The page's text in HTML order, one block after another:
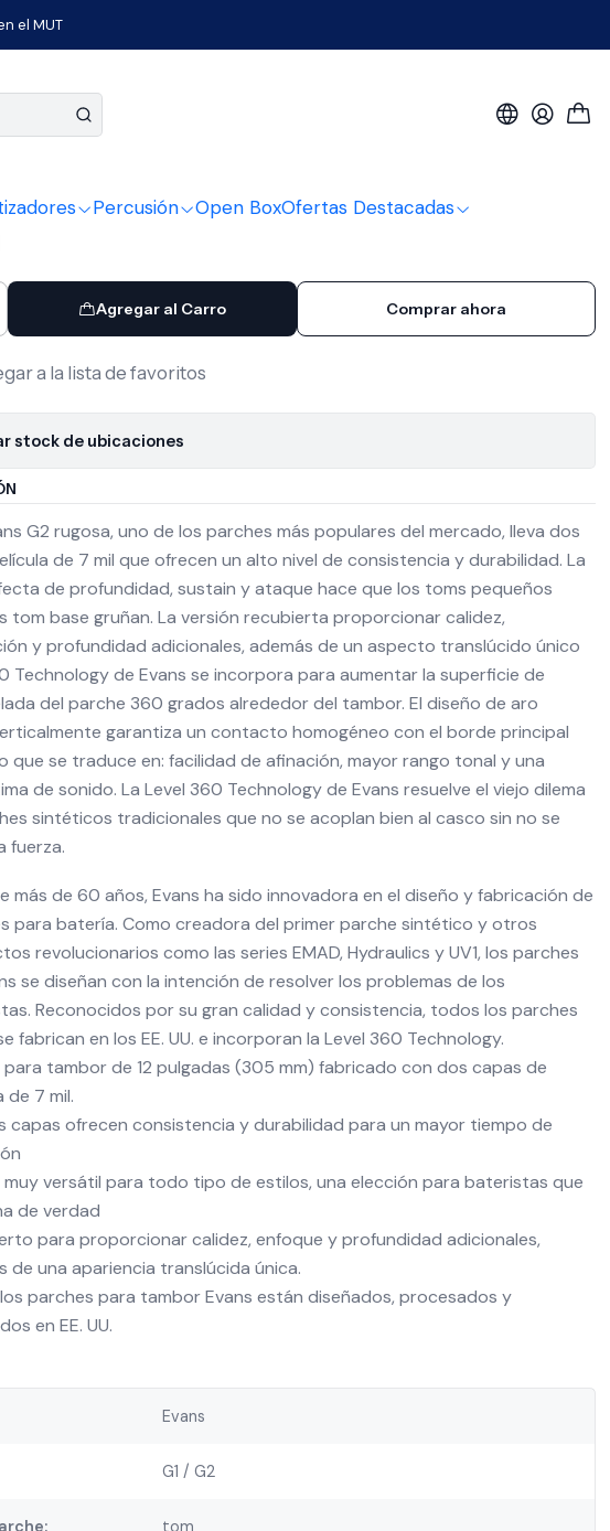
Percusión Open BoxOfertas Destacadas
el MUT
G2 CTD Evans
12¨ GEN G2 CTD Evans
Agregar al Carro Comprar ahora
a la lista de favoritos
stock de ubicaciones
G2 rugosa, uno de los parches más populares del mercado, lleva dos
de 7 mil que ofrecen un alto nivel de consistencia y durabilidad. La
de profundidad, sustain y ataque hace que los toms pequeños
tom base gruñan. La versión recubierta proporcionar calidez,
y profundidad adicionales, además de un aspecto translúcido único
Technology de Evans se incorpora para aumentar la superficie de
del parche 360 grados alrededor del tambor. El diseño de aro
garantiza un contacto homogéneo con el borde principal
que se traduce en: facilidad de afinación, mayor rango tonal y una
de sonido. La Level 360 Technology de Evans resuelve el viejo dilema
sintéticos tradicionales que no se acoplan bien al casco sin no se
fuerza.
más de 60 años, Evans ha sido innovadora en el diseño y fabricación de
para batería. Como creadora del primer parche sintético y otros
revolucionarios como las series EMAD, Hydraulics y UV1, los parches
se diseñan con la intención de resolver los problemas de los
Reconocidos por su gran calidad y consistencia, todos los parches
fabrican en los EE. UU. e incorporan la Level 360 Technology.
para tambor de 12 pulgadas (305 mm) fabricado con dos capas de
de 7 mil.
capas ofrecen consistencia y durabilidad para un mayor tiempo de
muy versátil para todo tipo de estilos, una elección para bateristas que
de verdad
para proporcionar calidez, enfoque y profundidad adicionales,
de una apariencia translúcida única.
parches para tambor Evans están diseñados, procesados y
en EE. UU.
Evans
G1 / G2
tom